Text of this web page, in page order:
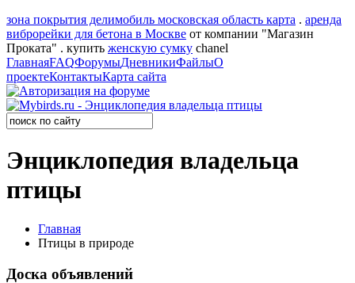
зона покрытия делимобиль московская область карта . аренда
виброрейки для бетона в Москве от компании "Магазин
Проката" . купить женскую сумку chanel
ГлавнаяFAQФорумыДневникиФайлыО
проектеКонтактыКарта сайта
Энциклопедия владельца
птицы
Главная
Птицы в природе
Доска объявлений